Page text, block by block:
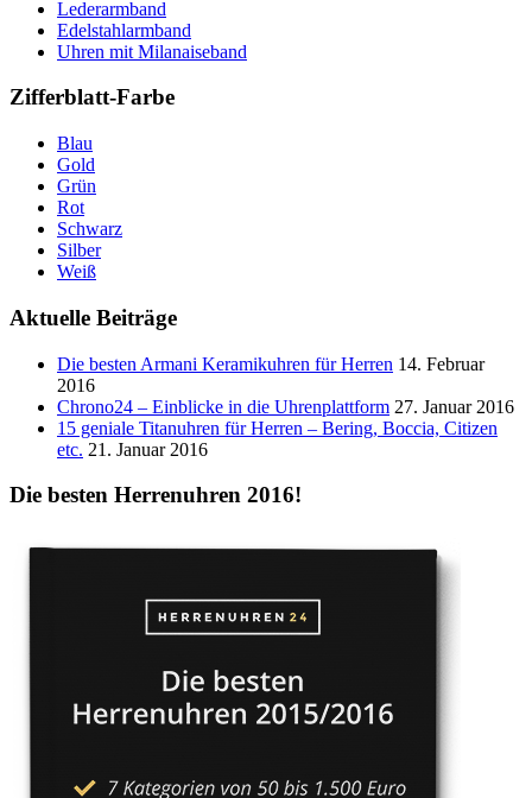
Lederarmband
Edelstahlarmband
Uhren mit Milanaiseband
Zifferblatt-Farbe
Blau
Gold
Grün
Rot
Schwarz
Silber
Weiß
Aktuelle Beiträge
Die besten Armani Keramikuhren für Herren 14. Februar
2016
Chrono24 – Einblicke in die Uhrenplattform 27. Januar 2016
15 geniale Titanuhren für Herren – Bering, Boccia, Citizen
etc. 21. Januar 2016
Die besten Herrenuhren 2016!